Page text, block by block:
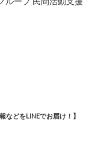
などをLINEでお届け！】